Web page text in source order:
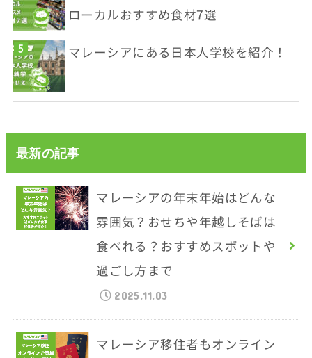
ローカルおすすめ食材7選
マレーシアにある日本人学校を紹介！
最新の記事
マレーシアの年末年始はどんな
雰囲気？おせちや年越しそばは
食べれる？おすすめスポットや
過ごし方まで
2025.11.03
マレーシア移住者もオンライン